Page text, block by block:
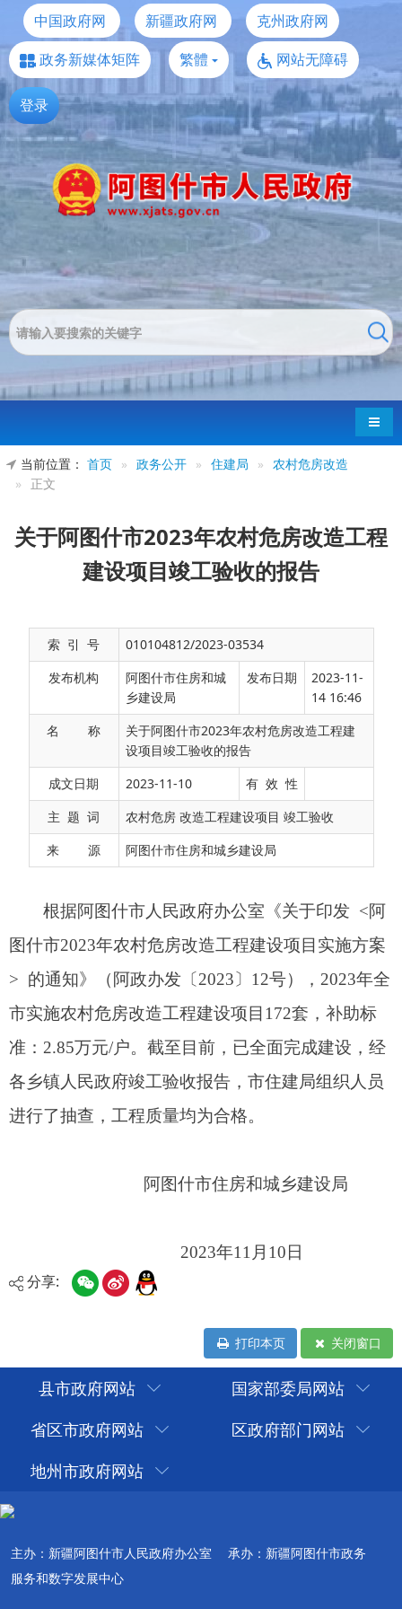
中国政府网 新疆政府网
克州政府网
政务新媒体矩阵
繁體 网站无障碍
登录
导航
当前位置： 首页 » 政务公开 » 住建局 »
农村危房改造
»
正文
关于阿图什市2023年农村危房改造工程
建设项目竣工验收的报告
索 引 号
010104812/2023-03534
发布机构
阿图什市住房和城
乡建设局
发布日期
2023-11-
14 16:46
名 称
关于阿图什市2023年农村危房改造工程建
设项目竣工验收的报告
成文日期
2023-11-10
有 效 性
主 题 词
农村危房 改造工程建设项目 竣工验收
来 源
阿图什市住房和城乡建设局
根据阿图什市人民政府办公室《关于印发 <阿
图什市2023年农村危房改造工程建设项目实施方案
> 的通知》（阿政办发〔2023〕12号），2023年全
市实施农村危房改造工程建设项目172套，补助标
各乡镇人民政府竣工验收报告，市住建局组织人员
阿图什市住房和城乡建设局
2023年11月10日
分享:
打印本页 关闭窗口
县市政府网站
国家部委局网站
省区市政府网站
区政府部门网站
地州市政府网站
主办：新疆阿图什市人民政府办公室
承办：新疆阿图什市政务
服务和数字发展中心